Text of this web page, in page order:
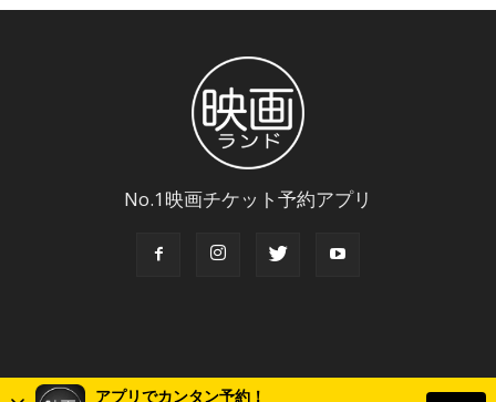
アプリでカンタン予約！
No.1映画チケット予約アプリ